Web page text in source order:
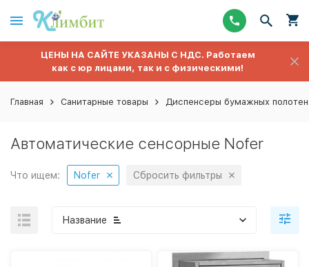
ЦЕНЫ НА САЙТЕ УКАЗАНЫ С НДС. Работаем
как с юр лицами, так и с физическими!
Главная Санитарные товары Диспенсеры бумажных
Автоматические сенсорные Nofer
Что ищем: Nofer Сбросить фильтры
Название